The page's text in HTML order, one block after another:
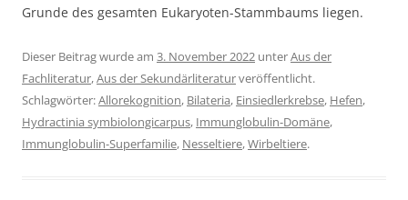
Grunde des gesamten Eukaryoten-Stammbaums liegen.
Dieser Beitrag wurde am 3. November 2022 unterAus der
Fachliteratur,Aus der Sekundärliteraturveröffentlicht.
Schlagwörter:Allorekognition, Bilateria, Einsiedlerkrebse, Hefen,
Hydractinia symbiolongicarpus, Immunglobulin-Domäne,
Immunglobulin-Superfamilie, Nesseltiere,Wirbeltiere.